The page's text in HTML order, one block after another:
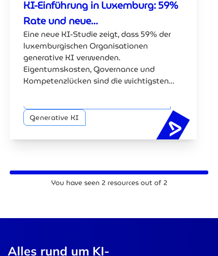
KI-Einführung in Luxemburg: 59%
Rate und neue
Herausforderungen
Eine neue KI-Studie zeigt, dass 59% der
luxemburgischen Organisationen
generative KI verwenden.
Eigentumskosten, Governance und
Kompetenzlücken sind die wichtigsten
Generative KI
KI-
You have seen 2 resources out of2
Alles rund um KI-